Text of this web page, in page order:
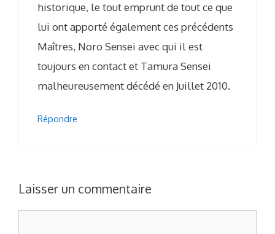
historique, le tout emprunt de tout ce que
lui ont apporté également ces précédents
Maîtres, Noro Sensei avec qui il est
toujours en contact et Tamura Sensei
malheureusement décédé en Juillet 2010.
Répondre
Laisser un commentaire